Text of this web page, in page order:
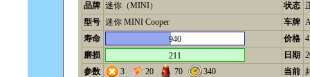
品牌 迷你（MINI） 状态
型号 迷你 MINI Cooper 车牌
寿命
940 价格
磨损
211 日期
参数
3 20 70 340 当前